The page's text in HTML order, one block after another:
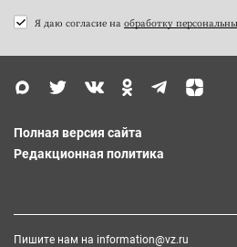
Я даю согласие на обработку
Полная версия сайта
Редакционная политика
Пишите нам на information@vz.ru